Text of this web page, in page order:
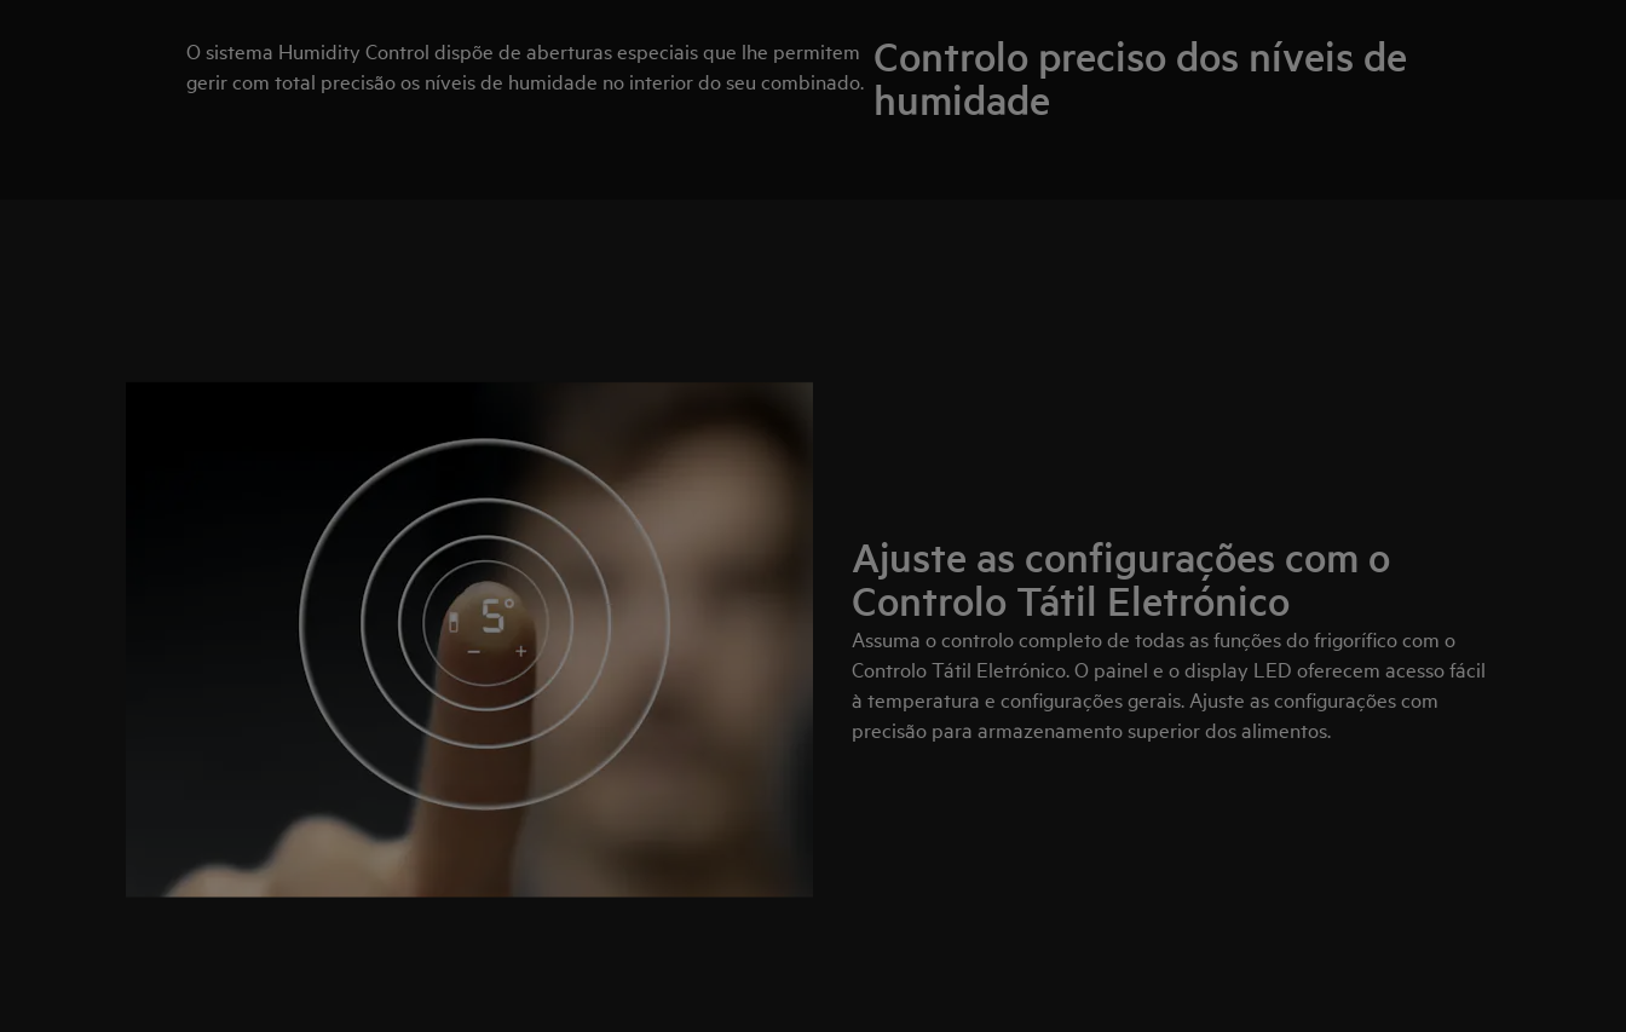
Controlo preciso dos níveis de
humidade
O sistema Humidity Control dispõe de aberturas especiais que lhe permitem
gerir com total precisão os níveis de humidade no interior do seu combinado.
Ajuste as configurações com o
Controlo Tátil Eletrónico
Assuma o controlo completo de todas as funções do frigorífico com o
Controlo Tátil Eletrónico. O painel e o display LED oferecem acesso fácil
à temperatura e configurações gerais. Ajuste as configurações com
precisão para armazenamento superior dos alimentos.